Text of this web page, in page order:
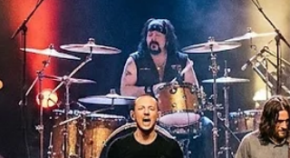
40. yılını kutluyor. Kritikzine'deki bu yazıda,
Kopenhag'daki kayıt sürecine, Lars Ulrich'in
o dönemin gençlik ateşine ve albümün bir milyon
satış barajını aşan ilk thrash metal eseri unvanını
nasıl kazandığına odaklanıyoruz.